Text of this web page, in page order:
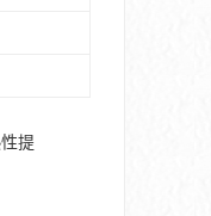
提